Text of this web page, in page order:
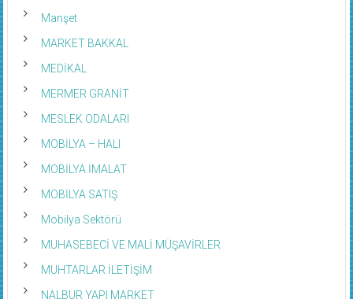
Manşet
MARKET BAKKAL
MEDİKAL
MERMER GRANİT
MESLEK ODALARI
MOBİLYA – HALI
MOBİLYA İMALAT
MOBİLYA SATIŞ
Mobilya Sektörü
MUHASEBECİ VE MALİ MÜŞAVİRLER
MUHTARLAR İLETİŞİM
NALBUR YAPI MARKET